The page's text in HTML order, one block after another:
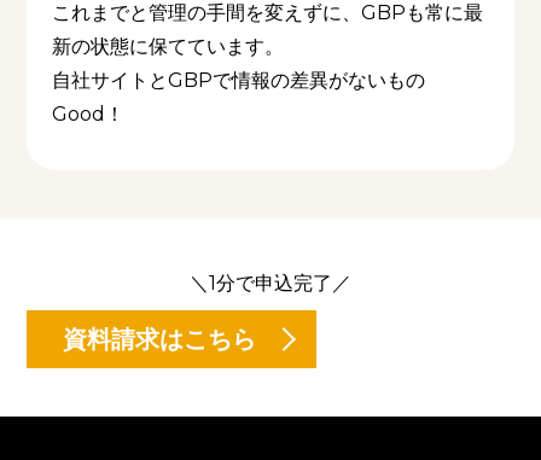
これまでと管理の手間を変えずに、GBPも常に最
新の状態に保てています。
自社サイトとGBPで情報の差異がないもの
Good！
＼1分で申込完了／
資料請求はこちら